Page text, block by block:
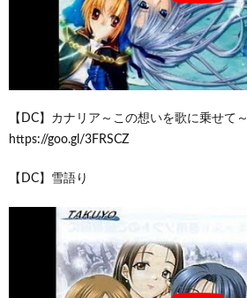
【DC】カナリア～この想いを歌に乗せて～
https://goo.gl/3FRSCZ
【DC】雪語り